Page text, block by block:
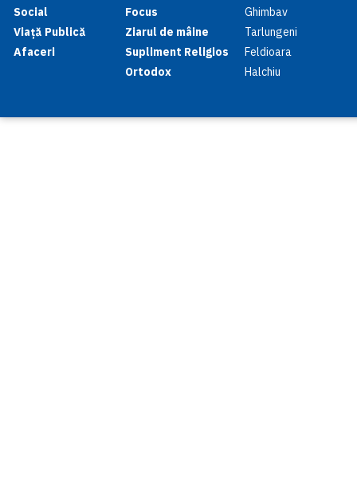
Social
Viață Publică
Afaceri
Focus
Ziarul de mâine
Supliment Religios
Ortodox
Ghimbav
Tarlungeni
Feldioara
Halchiu